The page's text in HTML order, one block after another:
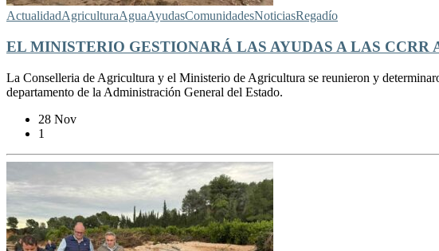
ActualidadAgriculturaAguaAyudasComunidadesNoticiasRegadío
EL MINISTERIO GESTIONARÁ LAS AYUDAS A LAS CCRR
La Conselleria de Agricultura y el Ministerio de Agricultura se reunieron y
departamento de la Administración General del Estado.
28 Nov
1